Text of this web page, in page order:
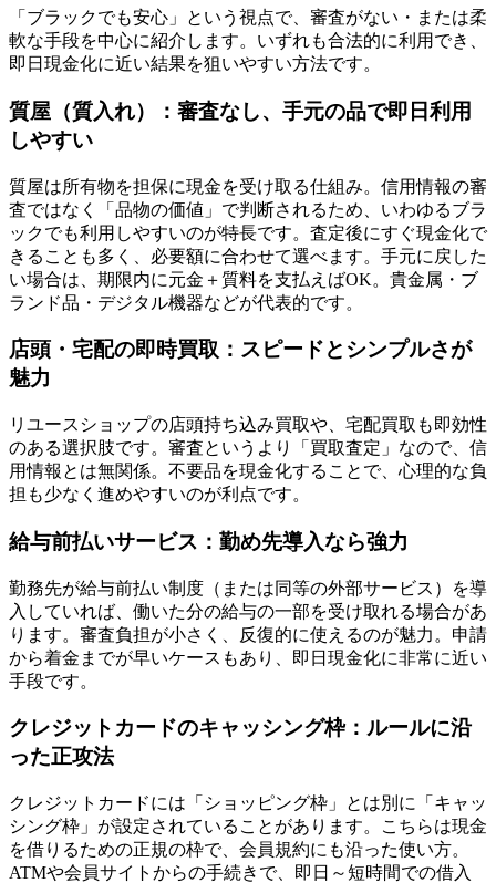
「ブラックでも安心」という視点で、審査がない・または柔
軟な手段を中心に紹介します。いずれも合法的に利用でき、
即日現金化に近い結果を狙いやすい方法です。
質屋（質入れ）：審査なし、手元の品で即日利用
しやすい
質屋は所有物を担保に現金を受け取る仕組み。信用情報の審
査ではなく「品物の価値」で判断されるため、いわゆるブラ
ックでも利用しやすいのが特長です。査定後にすぐ現金化で
きることも多く、必要額に合わせて選べます。手元に戻した
い場合は、期限内に元金＋質料を支払えばOK。貴金属・ブ
ランド品・デジタル機器などが代表的です。
店頭・宅配の即時買取：スピードとシンプルさが
魅力
リユースショップの店頭持ち込み買取や、宅配買取も即効性
のある選択肢です。審査というより「買取査定」なので、信
用情報とは無関係。不要品を現金化することで、心理的な負
担も少なく進めやすいのが利点です。
給与前払いサービス：勤め先導入なら強力
勤務先が給与前払い制度（または同等の外部サービス）を導
入していれば、働いた分の給与の一部を受け取れる場合があ
ります。審査負担が小さく、反復的に使えるのが魅力。申請
から着金までが早いケースもあり、即日現金化に非常に近い
手段です。
クレジットカードのキャッシング枠：ルールに沿
った正攻法
クレジットカードには「ショッピング枠」とは別に「キャッ
シング枠」が設定されていることがあります。こちらは現金
を借りるための正規の枠で、会員規約にも沿った使い方。
ATMや会員サイトからの手続きで、即日～短時間での借入